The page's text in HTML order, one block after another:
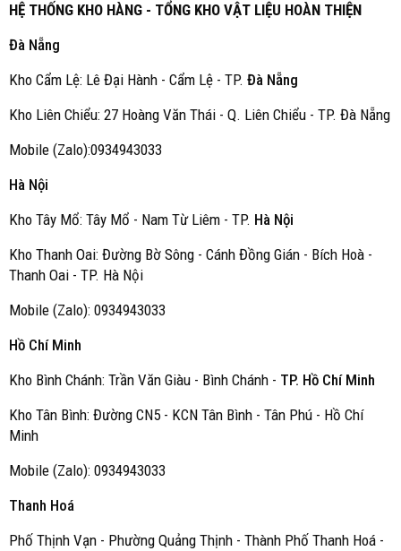
HỆ THỐNG KHO HÀNG - TỔNG KHO VẬT LIỆU HOÀN THIỆN
Đà Nẵng
Kho Cẩm Lệ: Lê Đại Hành - Cẩm Lệ - TP. Đà Nẵng
Kho Liên Chiểu: 27 Hoàng Văn Thái - Q. Liên Chiểu - TP. Đà Nẵng
Mobile (Zalo):0934943033
Hà Nội
Kho Tây Mổ: Tây Mổ - Nam Từ Liêm - TP. Hà Nội
Kho Thanh Oai: Đường Bờ Sông - Cánh Đồng Gián - Bích Hoà -
Thanh Oai - TP. Hà Nội
Mobile (Zalo): 0934943033
Hồ Chí Minh
Kho Bình Chánh: Trần Văn Giàu - Bình Chánh - TP. Hồ Chí Minh
Kho Tân Bình: Đường CN5 - KCN Tân Bình - Tân Phú - Hồ Chí
Minh
Mobile (Zalo): 0934943033
Thanh Hoá
Phố Thịnh Vạn - Phường Quảng Thịnh - Thành Phố Thanh Hoá -